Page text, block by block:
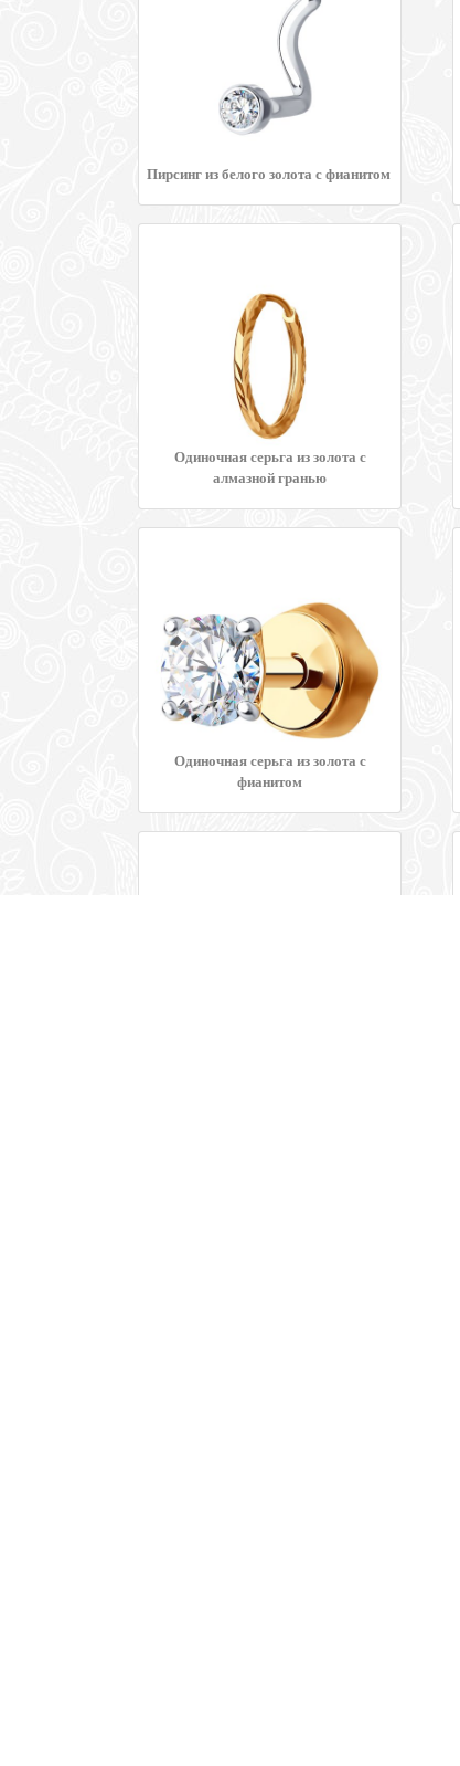
Пирсинг из белого золота с фианитом
Одиночная серьга из золота с
алмазной гранью
Одиночная серьга из золота с
фианитом